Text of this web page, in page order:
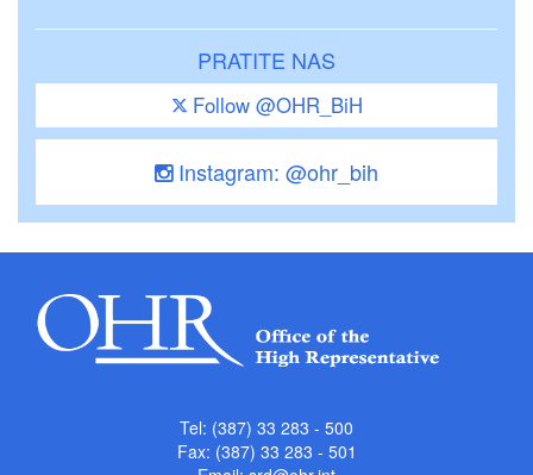
PRATITE NAS
Follow @OHR_BiH
Instagram: @ohr_bih
Tel: (387) 33 283 - 500
Fax: (387) 33 283 - 501